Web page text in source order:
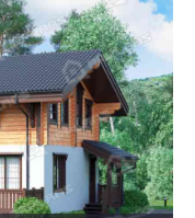
данных
PolicyandTerms of Service